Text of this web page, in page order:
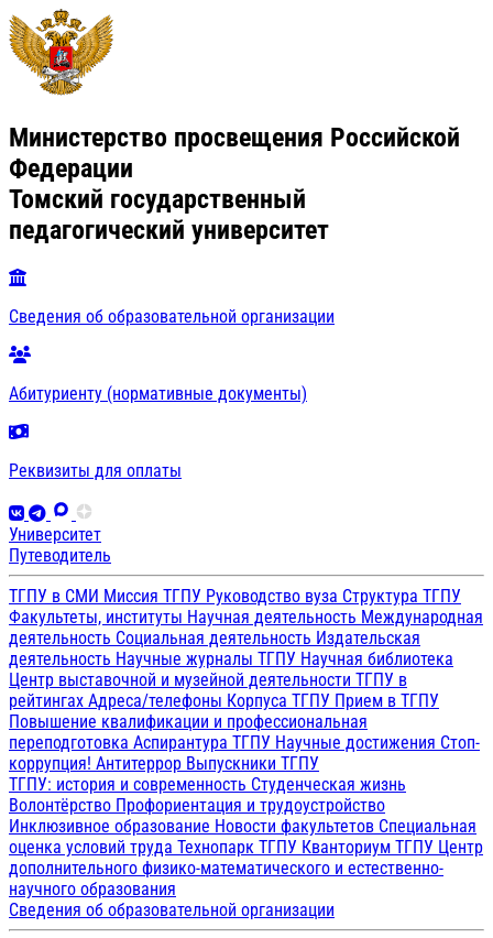
Министерство просвещения Российской
Федерации
Томский государственный
педагогический университет
Сведения об образовательной организации
Абитуриенту (нормативные документы)
Реквизиты для оплаты
Университет
Путеводитель
ТГПУ в СМИ Миссия ТГПУ Руководство вуза Структура ТГПУ
Факультеты, институты Научная деятельность Международная
деятельность Социальная деятельность Издательская
деятельность Научные журналы ТГПУ Научная библиотека
Центр выставочной и музейной деятельности ТГПУ в
рейтингах Адреса/телефоны Корпуса ТГПУ Прием в ТГПУ
Повышение квалификации и профессиональная
переподготовка Аспирантура ТГПУ Научные достижения Стоп-
коррупция! Антитеррор Выпускники ТГПУ
ТГПУ: история и современность Студенческая жизнь
Волонтёрство Профориентация и трудоустройство
Инклюзивное образование Новости факультетов Специальная
оценка условий труда Технопарк ТГПУ Кванториум ТГПУ Центр
дополнительного физико-математического и естественно-
научного образования
Сведения об образовательной организации